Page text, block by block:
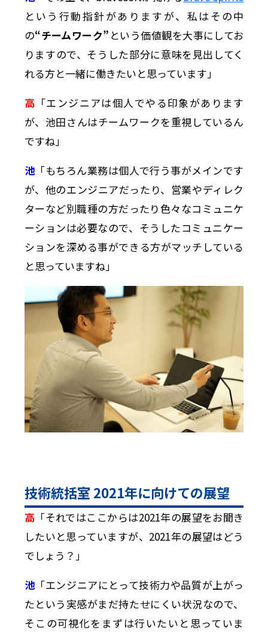
という行動指針がありますが、私はその中
の“チームワーク” という価値観を大事にしてお
りますので、そうした部分に意味を見出してく
れる方と一緒に働きたいと思っています」
高 「エンジニアは個人でやる印象があります
が、池田さんはチームワークを重視しているん
ですね」
池「もちろん業務は個人で行う事がメインです
が、他のエンジニアだったり、営業やディレク
ターなど別職種の方だったり色々なコミュニケ
ーションは必要なので、そうしたコミュニケー
ションを深める事ができる方がマッチしている
と思っていますね」
技術統括室 2021年に向けての展望
高 「それではここからは2021年の展望をお聞き
したいと思っていますが、2021年の展望はどう
でしょう？」
池「エンジニアにとって技術力や品質が上がっ
たという実感がまだ持たせにくい状況なので、
そこの可視化をまずは行いたいと思っていま